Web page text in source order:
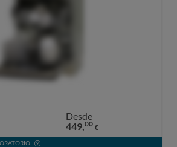
Desde
449,00 €